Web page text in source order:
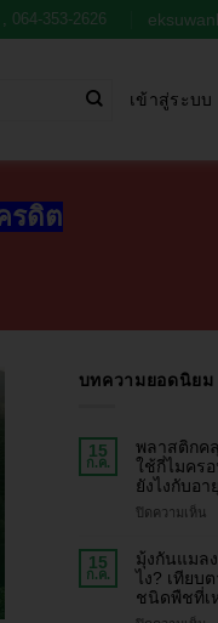
, 064-353-2626
เข้าสู่ระบบ
รดิต
บทความยอดนิยม
15
ก.ค.
พลาสติกค
ใช้กี่ไมคร
ยังไงกับอา
ปิดความเห็น
15
ก.ค.
มุ้งกันแมลง
ไง? เทียบ
ชนิดพืชที่เ